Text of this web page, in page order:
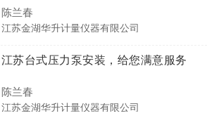
陈兰春
江苏金湖华升计量仪器有限公司
江苏台式压力泵安装，给您满意服务
陈兰春
江苏金湖华升计量仪器有限公司